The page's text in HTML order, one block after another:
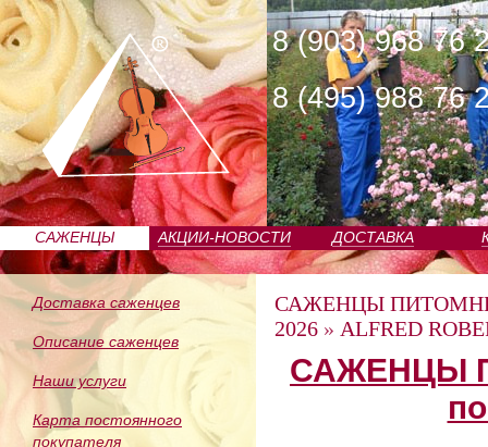
8 (903) 968 76
8 (495) 988 76
САЖЕНЦЫ
ПИТОМНИКА
АКЦИИ-НОВОСТИ ДОСТАВКА
Доставка саженцев
Описание саженцев
Наши услуги
Карта постоянного
покупателя
САЖЕНЦЫ
2026 » ALFRED
САЖЕНЦЫ